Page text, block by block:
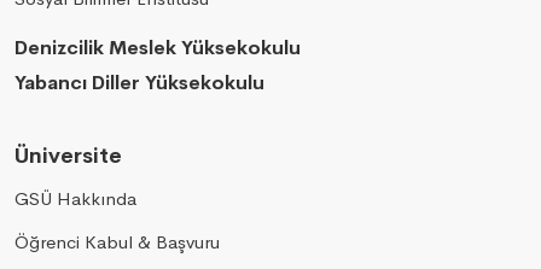
Denizcilik Meslek Yüksekokulu
Yabancı Diller Yüksekokulu
Üniversite
GSÜ Hakkında
Öğrenci Kabul & Başvuru